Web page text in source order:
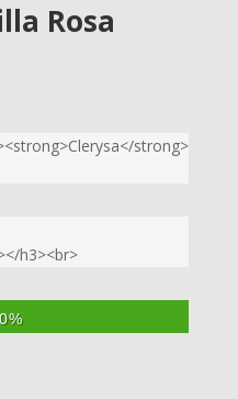
Rosa
strong>
h3><br>